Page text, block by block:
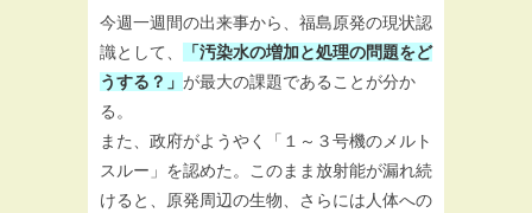
今週一週間の出来事から、福島原発の現状認
識として、
「汚染水の増加と処理の問題をど
うする？」 が最大の課題であることが分か
る。
また、政府がようやく「１～３号機のメルト
スルー」を認めた。このまま放射能が漏れ続
けると、原発周辺の生物、さらには人体への